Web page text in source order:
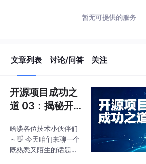
暂无可提供的服务
文章列表 讨论/问答 关注
开源项目成功之
道 03：揭秘开
码
哈喽各位技术小伙伴们
～👋 今天咱们来聊一个
既熟悉又陌生的话题